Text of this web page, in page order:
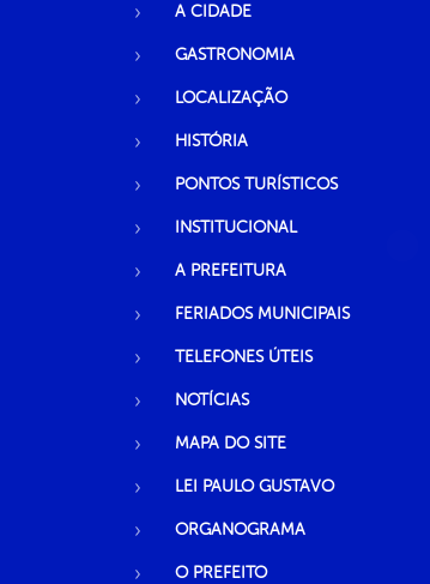
A CIDADE
GASTRONOMIA
LOCALIZAÇÃO
HISTÓRIA
PONTOS TURÍSTICOS
INSTITUCIONAL
A PREFEITURA
FERIADOS MUNICIPAIS
TELEFONES ÚTEIS
NOTÍCIAS
MAPA DO SITE
LEI PAULO GUSTAVO
ORGANOGRAMA
O PREFEITO